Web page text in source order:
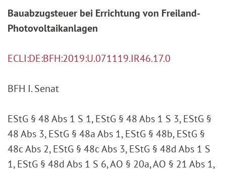
Bauabzugsteuer bei Errichtung von Freiland-
Photovoltaikanlagen
ECLI:DE:BFH:2019:U.071119.IR46.17.0
BFH I. Senat
EStG § 48 Abs 1 S 1, EStG § 48 Abs 1 S 3, EStG §
48 Abs 3, EStG § 48a Abs 1, EStG § 48b, EStG §
48c Abs 2, EStG § 48c Abs 3, EStG § 48d Abs 1 S
1, EStG § 48d Abs 1 S 6, AO § 20a, AO § 21 Abs 1,